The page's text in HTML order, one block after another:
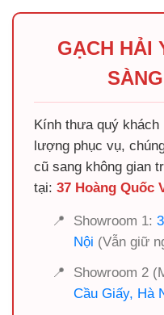
GẠCH HẢI
Kính thưa quý khách
lượng phục vụ,
cũ sang không gian
tại: 37 Hoàng Quốc
📍 Showroom 1:
Nội (Vẫn giữ
📍
Showroom 2
Cầu Giấy, Hà